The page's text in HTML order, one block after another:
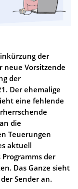
der
neue Vorsitzende
der
Der ehemalige
eine fehlende
die
Teuerungen
aktuell
der
Das Ganze sieht
Sender an.